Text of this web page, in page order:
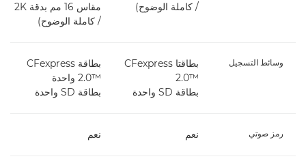
/ كاملة الوضوح)
مقاس 16 مم بدقة 2K
/ كاملة الوضوح)
وسائط التسجيل
بطاقتا CFexpress
2.0™‎
بطاقة SD واحدة
بطاقة CFexpress
2.0™‎ واحدة
بطاقة SD واحدة
رمز صوتي نعم نعم